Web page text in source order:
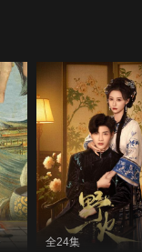
全24集